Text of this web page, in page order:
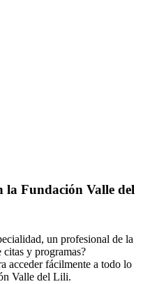
la Fundación Valle del
un profesional de la
y programas?
acceder fácilmente a todo lo
Valle del Lili.